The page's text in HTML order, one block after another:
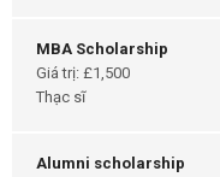
MBA Scholarship
Giá trị: £1,500
Thạc sĩ
Alumni scholarship